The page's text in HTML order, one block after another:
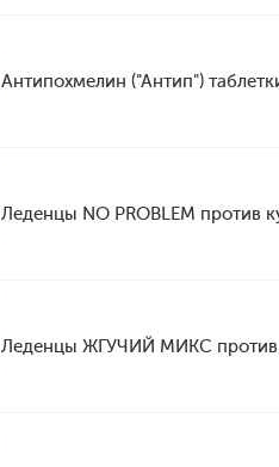
Антипохмелин ("Антип")
Леденцы NO PROBLEM против
Леденцы ЖГУЧИЙ МИКС против